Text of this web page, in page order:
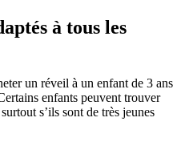
à tous les
un réveil à un enfant de 3 ans
enfants peuvent trouver
s’ils sont de très jeunes